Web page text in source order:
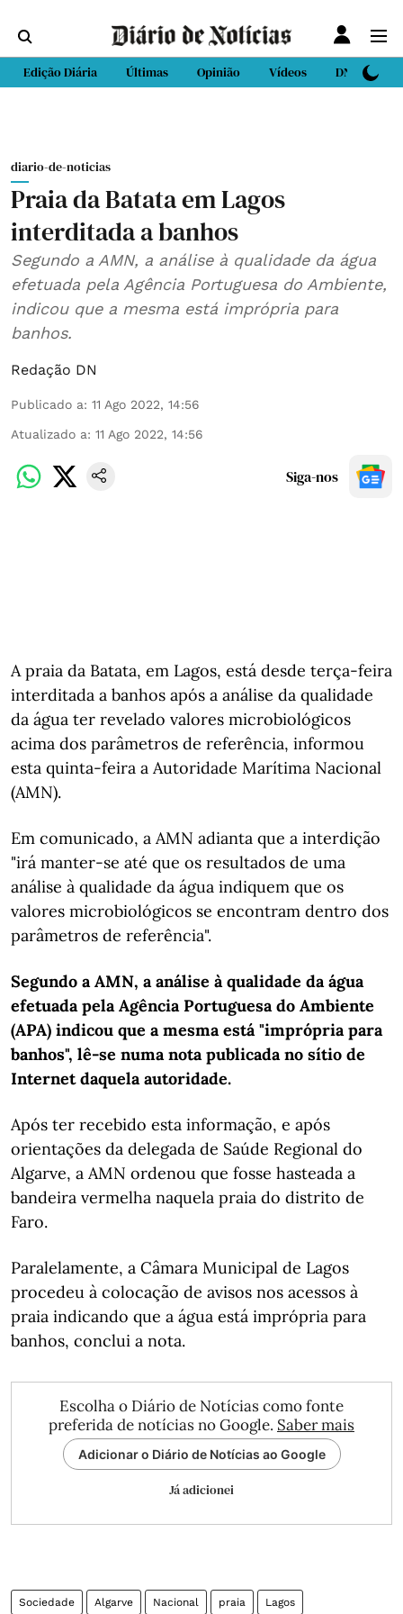
Edição Diária Últimas Opinião Vídeos DN Sport
diario-de-noticias
Praia da Batata em Lagos
interditada a banhos
Segundo a AMN, a análise à qualidade da água
efetuada pela Agência Portuguesa do Ambiente,
indicou que a mesma está imprópria para
banhos.
Redação DN
Publicado a: 11 Ago 2022, 14:56
Atualizado a: 11 Ago 2022, 14:56
Siga-nos
A praia da Batata, em Lagos, está desde terça-feira
interditada a banhos após a análise da qualidade
da água ter revelado valores microbiológicos
acima dos parâmetros de referência, informou
esta quinta-feira a Autoridade Marítima Nacional
(AMN).
Em comunicado, a AMN adianta que a interdição
"irá manter-se até que os resultados de uma
análise à qualidade da água indiquem que os
valores microbiológicos se encontram dentro dos
parâmetros de referência".
Segundo a AMN, a análise à qualidade da água
efetuada pela Agência Portuguesa do Ambiente
(APA) indicou que a mesma está "imprópria para
banhos", lê-se numa nota publicada no sítio de
Internet daquela autoridade.
Após ter recebido esta informação, e após
orientações da delegada de Saúde Regional do
Algarve, a AMN ordenou que fosse hasteada a
bandeira vermelha naquela praia do distrito de
Faro.
Paralelamente, a Câmara Municipal de Lagos
procedeu à colocação de avisos nos acessos à
praia indicando que a água está imprópria para
banhos, conclui a nota.
Escolha o Diário de Notícias como fonte
preferida de notícias no Google. Saber mais
Adicionar o Diário de Notícias ao Google
Já adicionei
Sociedade Algarve Nacional praia Lagos